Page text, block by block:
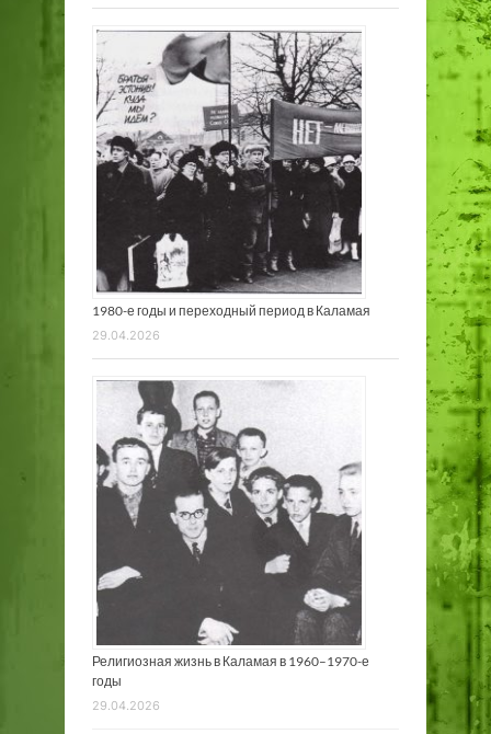
1980-е годы и переходный период в Каламая
29.04.2026
Религиозная жизнь в Каламая в 1960–1970-е
годы
29.04.2026